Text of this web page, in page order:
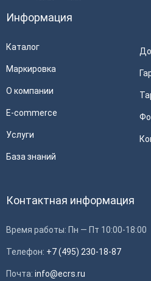
Информация
Каталог
Маркировка
О компании
E-commerce
Услуги
База знаний
Контактная информация
Время работы: Пн — Пт 10:00-18:00
Телефон: +7 (495) 230-18-87
Почта: info@ecrs.ru